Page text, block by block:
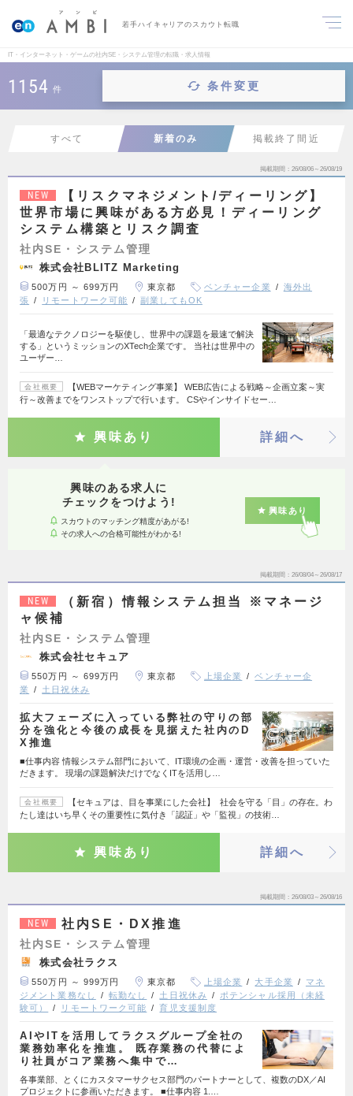
若手ハイキャリアのスカウト転職
IT・インターネット・ゲームの社内SE・システム管理の転職・求人情報
1154 件 条件変更
すべて 新着のみ 掲載終了間近
掲載期間 26/08/06～26/08/19
NEW
【リスクマネジメント/ディーリング】
世界市場に興味がある方必見！ディーリング
システム構築とリスク調査
社内SE・システム管理
株式会社BLITZ Marketing
500万円 ～ 699万円 東京都 ベンチャー企業
海外出
張
リモートワーク可能 副業してもOK
「最適なテクノロジーを駆使し、世界中の課題を最速で解決
する」というミッションのXTech企業です。 当社は世界中の
ユーザー…
会社概要
【WEBマーケティング事業】 WEB広告による戦略～企画立案～実
行～改善までをワンストップで行います。 CSやインサイドセー…
興味あり 詳細へ
興味のある求人に
チェックをつけよう!
スカウトのマッチング精度があがる!
その求人への合格可能性がわかる!
興味あり
掲載期間 26/08/04～26/08/17
NEW
（新宿）情報システム担当 ※マネージ
ャ候補
社内SE・システム管理
株式会社セキュア
550万円 ～ 699万円 東京都 上場企業
ベンチャー企
業
土日祝休み
拡大フェーズに入っている弊社の守りの部
分を強化と今後の成長を見据えた社内のD
X推進
■仕事内容 情報システム部門において、IT環境の企画・運営・改善を担っていた
だきます。 現場の課題解決だけでなくITを活用し…
会社概要
【セキュアは、目を事業にした会社】 社会を守る「目」の存在。わ
たし達はいち早くその重要性に気付き「認証」や「監視」の技術…
興味あり 詳細へ
掲載期間 26/08/03～26/08/16
NEW 社内SE・DX推進
社内SE・システム管理
株式会社ラクス
550万円 ～ 999万円 東京都 上場企業 大手企業
マネ
ジメント業務なし
転勤なし 土日祝休み
ポテンシャル採用（未経
験可）
リモートワーク可能 育児支援制度
AIやITを活用してラクスグループ全社の
業務効率化を推進。 既存業務の代替によ
り社員がコア業務へ集中で…
各事業部、とくにカスタマーサクセス部門のパートナーとして、複数のDX／AI
プロジェクトに参画いただきます。 ■仕事内容 1.…